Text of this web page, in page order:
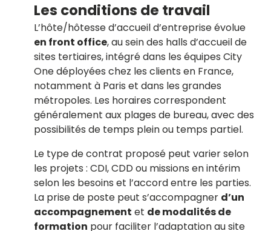
Les conditions de travail
L’hôte/hôtesse d’accueil d’entreprise évolue
en front office, au sein des halls d’accueil de
sites tertiaires, intégré dans les équipes City
One déployées chez les clients en France,
notamment à Paris et dans les grandes
métropoles. Les horaires correspondent
généralement aux plages de bureau, avec des
possibilités de temps plein ou temps partiel.
Le type de contrat proposé peut varier selon
les projets : CDI, CDD ou missions en intérim
selon les besoins et l’accord entre les parties.
La prise de poste peut s’accompagner d’un
accompagnement et de modalités de
formation pour faciliter l’adaptation au site